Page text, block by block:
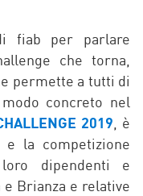
fiab per parlare
che torna,
permette a tutti di
concreto nel
2019 , è
e la competizione
dipendenti e
Brianza e relative